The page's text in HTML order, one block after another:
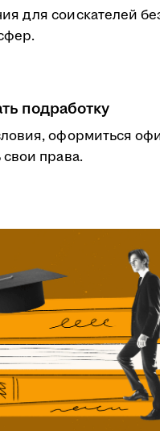
для соискателей
подработку
оформиться
права.